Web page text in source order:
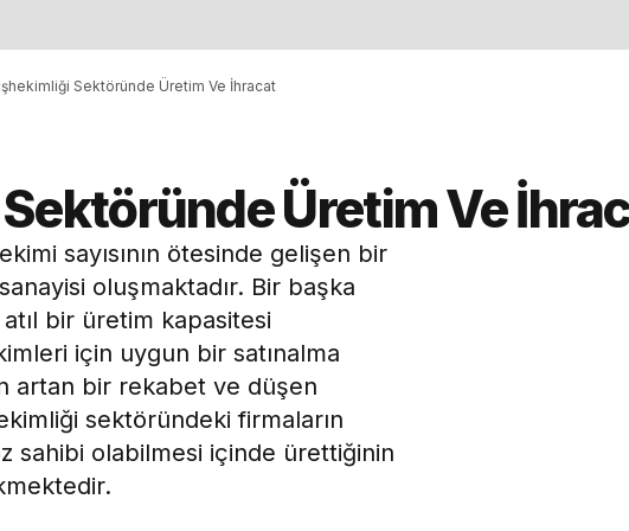
Sektöründe Üretim Ve İhracat
Üretim Ve
sayısının ötesinde gelişen bir
oluşmaktadır. Bir başka
bir üretim kapasitesi
için uygun bir satınalma
artan bir rekabet ve düşen
sektöründeki firmaların
sahibi olabilmesi içinde ürettiğinin